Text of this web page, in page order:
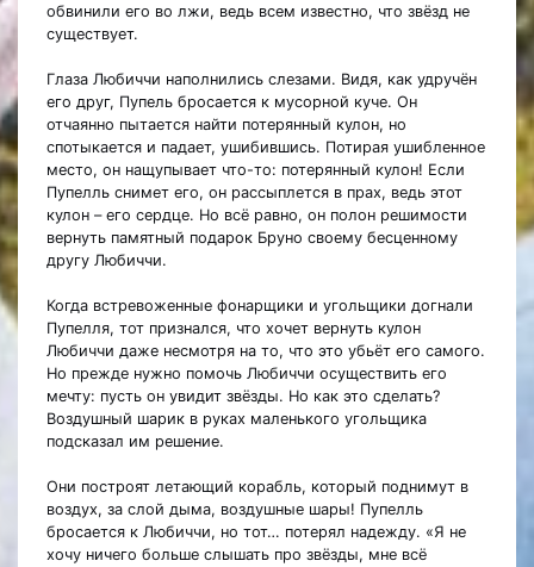
обвинили его во лжи, ведь всем известно, что звёзд не
существует.
Глаза Любиччи наполнились слезами. Видя, как удручён
его друг, Пупель бросается к мусорной куче. Он
отчаянно пытается найти потерянный кулон, но
спотыкается и падает, ушибившись. Потирая ушибленное
место, он нащупывает что-то: потерянный кулон! Если
Пупелль снимет его, он рассыплется в прах, ведь этот
кулон – его сердце. Но всё равно, он полон решимости
вернуть памятный подарок Бруно своему бесценному
другу Любиччи.
Когда встревоженные фонарщики и угольщики догнали
Пупелля, тот признался, что хочет вернуть кулон
Любиччи даже несмотря на то, что это убьёт его самого.
Но прежде нужно помочь Любиччи осуществить его
мечту: пусть он увидит звёзды. Но как это сделать?
Воздушный шарик в руках маленького угольщика
подсказал им решение.
Они построят летающий корабль, который поднимут в
воздух, за слой дыма, воздушные шары! Пупелль
бросается к Любиччи, но тот… потерял надежду. «Я не
хочу ничего больше слышать про звёзды, мне всё